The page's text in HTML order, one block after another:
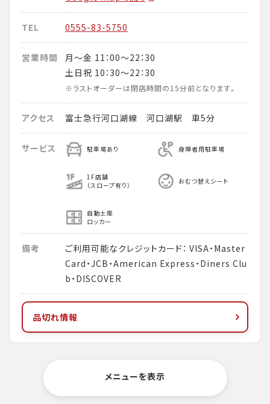
TEL 0555-83-5750
営業時間
月～金 11：00～22：30
土日祝 10：30～22：30
※ラストオーダーは閉店時間の15分前となります。
アクセス 富士急行河口湖線 河口湖駅 車5分
サービス 駐車場あり 身障者用駐車場
1F店舗
（スロープ有り）
おむつ替えシート
自動土産
ロッカー
備考
ご利用可能なクレジットカード： VISA・Master
Card・JCB・American Express・Diners Clu
b・DISCOVER
品切れ情報
メニューを表示